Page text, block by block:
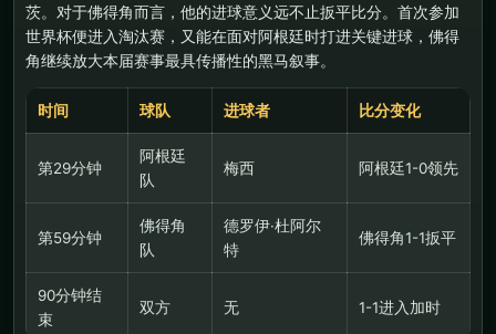
茨。对于佛得角而言，他的进球意义远不止扳平比分。首次参加
世界杯便进入淘汰赛，又能在面对阿根廷时打进关键进球，佛得
角继续放大本届赛事最具传播性的黑马叙事。
时间 球队 进球者 比分变化
第29分钟
阿根廷
队
梅西 阿根廷1-0领先
第59分钟
佛得角
队
德罗伊·杜阿尔
特
佛得角1-1扳平
90分钟结
束
双方 无 1-1进入加时